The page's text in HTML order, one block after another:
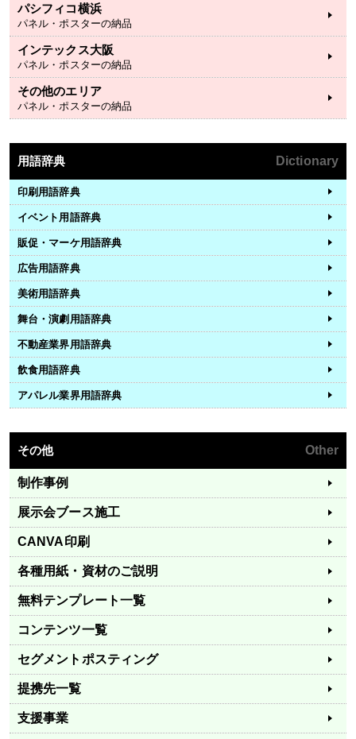
パシフィコ横浜
パネル・ポスターの納品
インテックス大阪
パネル・ポスターの納品
その他のエリア
パネル・ポスターの納品
用語辞典 Dictionary
印刷用語辞典
イベント用語辞典
販促・マーケ用語辞典
広告用語辞典
美術用語辞典
舞台・演劇用語辞典
不動産業界用語辞典
飲食用語辞典
アパレル業界用語辞典
その他 Other
制作事例
展示会ブース施工
CANVA印刷
各種用紙・資材のご説明
無料テンプレート一覧
コンテンツ一覧
セグメントポスティング
提携先一覧
支援事業